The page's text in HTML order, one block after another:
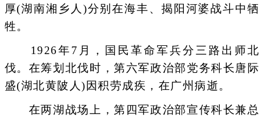
厚(湖南湘乡人)分别在海丰、揭阳河婆战斗中牺
牲。
1926年7月，国民革命军兵分三路出师北
伐。在筹划北伐时，第六军政治部党务科长唐际
盛(湖北黄陂人)因积劳成疾，在广州病逝。
在两湖战场上，第四军政治部宣传科长兼总